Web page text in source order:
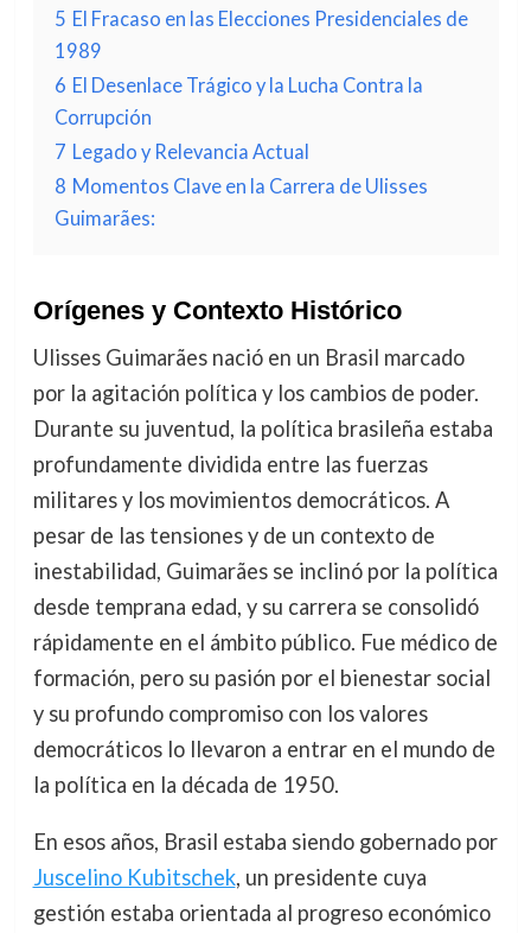
5 El Fracaso en las Elecciones Presidenciales de
1989
6 El Desenlace Trágico y la Lucha Contra la
Corrupción
7 Legado y Relevancia Actual
8 Momentos Clave en la Carrera de Ulisses
Guimarães:
Orígenes y Contexto Histórico
Ulisses Guimarães nació en un Brasil marcado
por la agitación política y los cambios de poder.
Durante su juventud, la política brasileña estaba
profundamente dividida entre las fuerzas
militares y los movimientos democráticos. A
pesar de las tensiones y de un contexto de
inestabilidad, Guimarães se inclinó por la política
desde temprana edad, y su carrera se consolidó
rápidamente en el ámbito público. Fue médico de
formación, pero su pasión por el bienestar social
y su profundo compromiso con los valores
democráticos lo llevaron a entrar en el mundo de
la política en la década de 1950.
En esos años, Brasil estaba siendo gobernado por
Juscelino Kubitschek, un presidente cuya
gestión estaba orientada al progreso económico